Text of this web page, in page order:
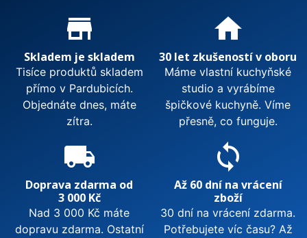
Proč nakupovat u nás?
store_mall_directory
Skladem je skladem
Tisíce produktů skladem
přímo v Pardubicích.
Objednáte dnes, máte
zítra.
home
30 let zkušeností v oboru
Máme vlastní kuchyňské
studio a vyrábíme
špičkové kuchyně. Víme
přesně, co funguje.
local_shipping
Doprava zdarma od
3 000 Kč
Nad 3 000 Kč máte
dopravu zdarma. Ostatní
sync
Až 60 dní na vrácení
zboží
30 dní na vrácení zdarma.
Potřebujete víc času? Až